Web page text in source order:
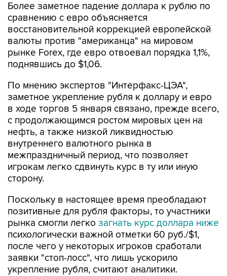
Более заметное падение доллара к рублю по
сравнению с евро объясняется
восстановительной коррекцией европейской
валюты против "американца" на мировом
рынке Forex, где евро отвоевал порядка 1,1%,
поднявшись до $1,06.
По мнению экспертов "Интерфакс-ЦЭА",
заметное укрепление рубля к доллару и евро
в ходе торгов 5 января связано, прежде всего,
с продолжающимся ростом мировых цен на
нефть, а также низкой ликвидностью
внутреннего валютного рынка в
межпраздничный период, что позволяет
игрокам легко сдвинуть курс в ту или иную
сторону.
Поскольку в настоящее время преобладают
позитивные для рубля факторы, то участники
рынка смогли легко загнать курс доллара ниже
психологически важной отметки 60 руб./$1,
после чего у некоторых игроков сработали
заявки "стоп-лосс", что лишь ускорило
укрепление рубля, считают аналитики.